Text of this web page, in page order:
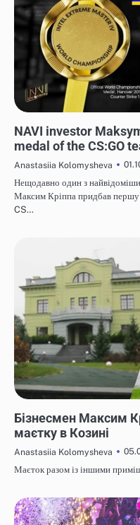
NAVI investor
medal of the CS:GO
Anastasiia Kolomysheva
Нещодавно один з
Максим Кріппа придбав першу
CS…
Бізнесмен Максим
маєтку в Козині
Anastasiia Kolomysheva
Маєток разом із іншими